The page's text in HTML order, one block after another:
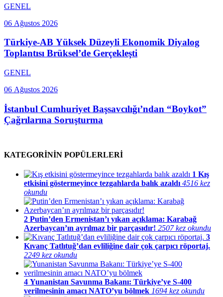
GENEL
06 Ağustos 2026
Türkiye-AB Yüksek Düzeyli Ekonomik Diyalog
Toplantısı Brüksel’de Gerçekleşti
GENEL
06 Ağustos 2026
İstanbul Cumhuriyet Başsavcılığı’ndan “Boykot”
Çağrılarına Soruşturma
KATEGORİNİN POPÜLERLERİ
1 Kış
etkisini göstermeyince tezgahlarda balık azaldı 4516 kez
okundu
2 Putin’den Ermenistan’ı yıkan açıklama: Karabağ
Azerbaycan’ın ayrılmaz bir parçasıdır! 2507 kez okundu
3
Kıvanç Tatlıtuğ’dan evliliğine dair çok çarpıcı röportaj.
2249 kez okundu
4 Yunanistan Savunma Bakanı: Türkiye’ye S-400
verilmesinin amacı NATO’yu bölmek 1694 kez okundu